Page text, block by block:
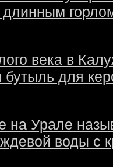
века в
бутыль для
на Урале
воды с